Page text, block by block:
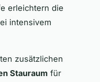
erleichtern die
intensivem
zusätzlichen
Stauraum für